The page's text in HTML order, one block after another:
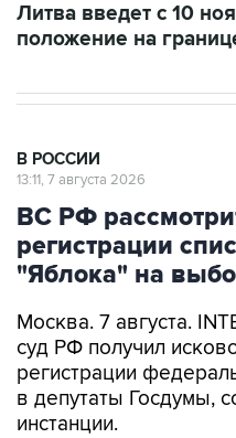
Литва введет с 10
положение на
В РОССИИ
13:11, 7 августа 2026
ВС РФ
регистрации
"Яблока" на
Москва. 7 августа.
суд РФ получил
регистрации
в депутаты Госдумы,
инстанции.